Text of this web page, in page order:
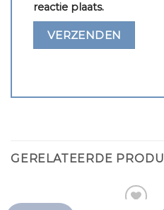
reactie plaats.
GERELATEERDE